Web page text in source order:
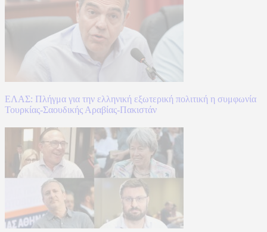
ΕΛΑΣ: Πλήγμα για την ελληνική εξωτερική πολιτική η συμφωνία
Τουρκίας-Σαουδικής Αραβίας-Πακιστάν